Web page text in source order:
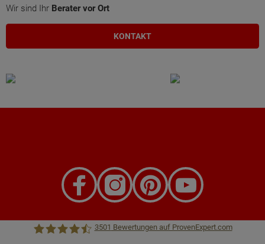
Wir sind Ihr Berater vor Ort
KONTAKT
3501 Bewertungen auf ProvenExpert.com